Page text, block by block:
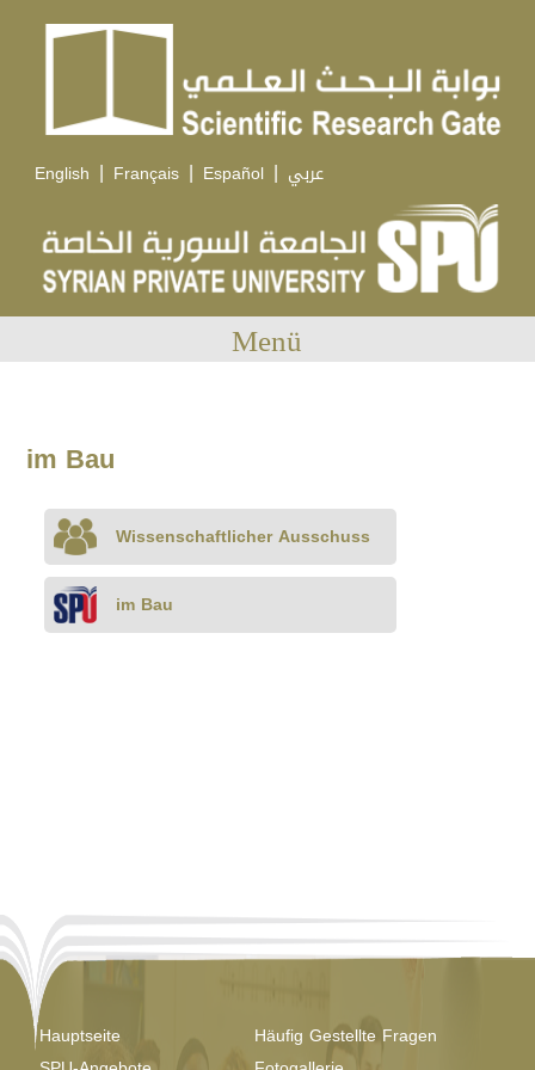
English | Français | Español | عربي
Menü
im Bau
Wissenschaftlicher Ausschuss
im Bau
Hauptseite
Häufig Gestellte Fragen